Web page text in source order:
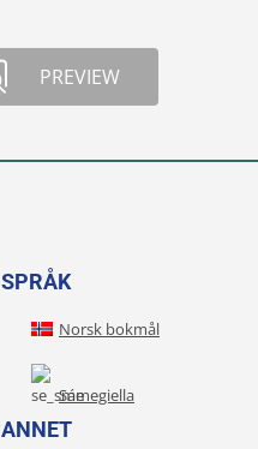
PREVIEW
SPRÅK
Norsk bokmål
Sámegiella
ANNET